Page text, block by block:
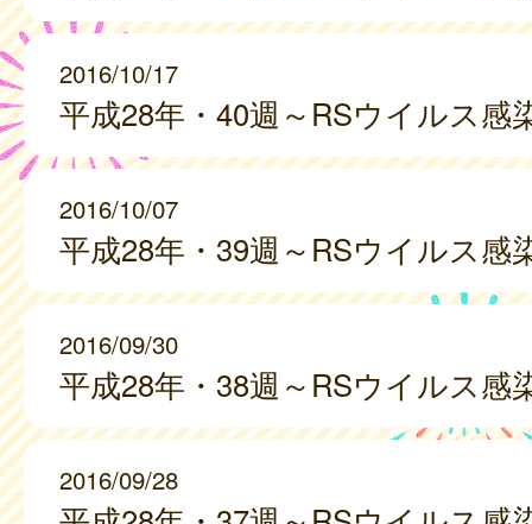
2016/10/17
平成28年・40週～RSウイルス感
2016/10/07
平成28年・39週～RSウイルス感
2016/09/30
平成28年・38週～RSウイルス感
2016/09/28